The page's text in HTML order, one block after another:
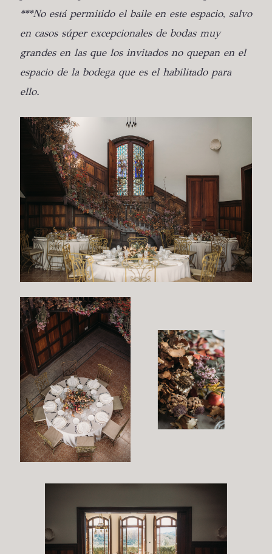
***No está permitido el baile en este espacio, salvo
en casos súper excepcionales de bodas muy
grandes en las que los invitados no quepan en el
espacio de la bodega que es el habilitado para
ello.